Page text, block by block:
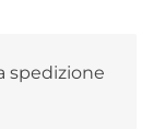
spedizione